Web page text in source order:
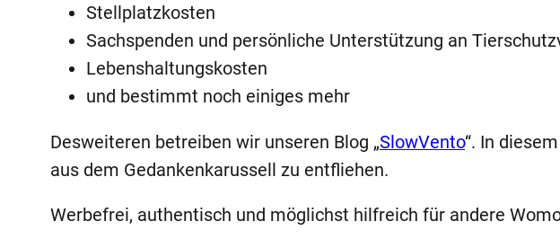
Stellplatzkosten
Sachspenden und persönliche Unterstützung an
Lebenshaltungskosten
und bestimmt noch einiges mehr
Desweiteren betreiben wir unseren Blog „SlowVento“. In
aus dem Gedankenkarussell zu entfliehen.
Werbefrei, authentisch und möglichst hilfreich für andere